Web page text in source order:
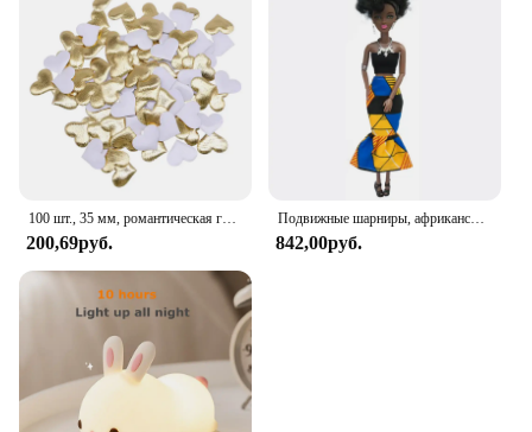
100 шт., 35 мм, романтическая губка, атласная ткань, лепестки в форме сердца, свадебные конфетти, настольная кровать, лепестки в форме сердца, свадебное украшение на день Святого Валентина
200,69руб.
Подвижные шарниры, африканская черная кукла для американских кукол, аксессуары, тело Nudy с одеждой для Барби, игрушка для девочки, ролевая детская игрушка, подарок
842,00руб.